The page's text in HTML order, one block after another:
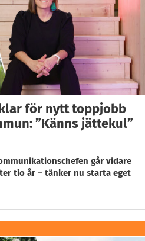
för nytt toppjobb
”Känns jättekul”
går vidare
tio år – tänker nu starta eget